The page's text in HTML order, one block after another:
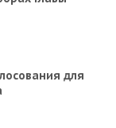
для